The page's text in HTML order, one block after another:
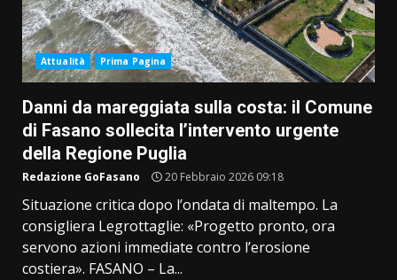
Attualità Prima Pagina
Danni da mareggiata sulla costa: il Comune
di Fasano sollecita l’intervento urgente
della Regione Puglia
Redazione GoFasano 20 Febbraio 2026 09:18
Situazione critica dopo l’ondata di maltempo. La
consigliera Legrottaglie: «Progetto pronto, ora
servono azioni immediate contro l’erosione
costiera». FASANO – La...